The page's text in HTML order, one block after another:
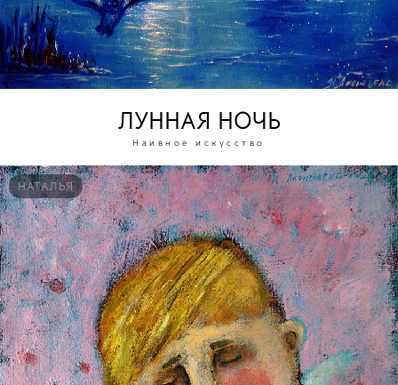
ЛУННАЯ НОЧЬ
Наивное искусство
НАТАЛЬЯ